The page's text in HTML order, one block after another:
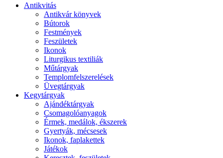
Antikvitás
Antikvár könyvek
Bútorok
Festmények
Feszületek
Ikonok
Liturgikus textiliák
Műtárgyak
Templomfelszerelések
Üvegtárgyak
Kegytárgyak
Ajándéktárgyak
Csomagolóanyagok
Érmek, medálok, ékszerek
Gyertyák, mécsesek
Ikonok, faplakettek
Játékok